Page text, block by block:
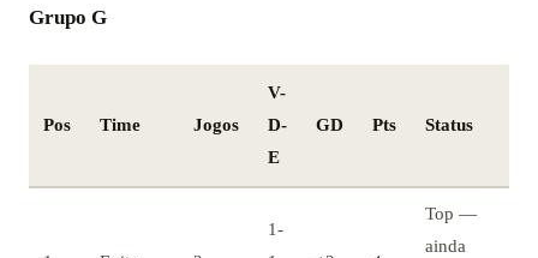
Grupo G
Pos Time Jogos
V-
D-
E
GD Pts Status
1-
Top —
ainda